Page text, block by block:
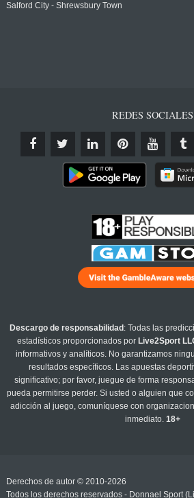
Salford City - Shrewsbury Town
REDES SOCIALES
Descargo de responsabilidad : Todas las
estadísticos proporcionados por Live2Sport
informativos y analíticos. No garantizamos
resultados específicos. Las apuestas
significativo; por favor, juegue de forma
pueda permitirse perder. Si usted o alguien que
adicción al juego, comuníquese con
inmediato.18+
Derechos de autor © 2010-2026
Todos los derechos reservados - Donnael Sport